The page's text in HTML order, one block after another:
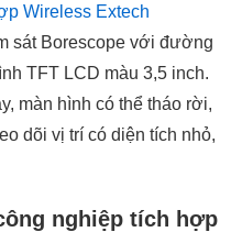
Wireless Extech
sát Borescope với đường
TFT LCD màu 3,5 inch.
màn hình có thể tháo rời,
dõi vị trí có diện tích nhỏ,
nghiệp tích hợp